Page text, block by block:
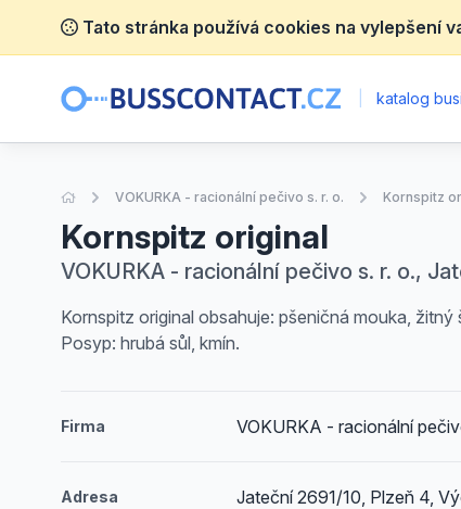
Tato stránka používá cookies na vylepšení
katalog
Úvodní stránka
VOKURKA - racionální pečivo s. r. o. Kornspitz
Kornspitz original
VOKURKA - racionální pečivo s. r. o.,
Kornspitz original obsahuje: pšeničná mouka,
Posyp: hrubá sůl, kmín.
Firma VOKURKA - racionální
Adresa Jateční 2691/10, Plzeň 4,